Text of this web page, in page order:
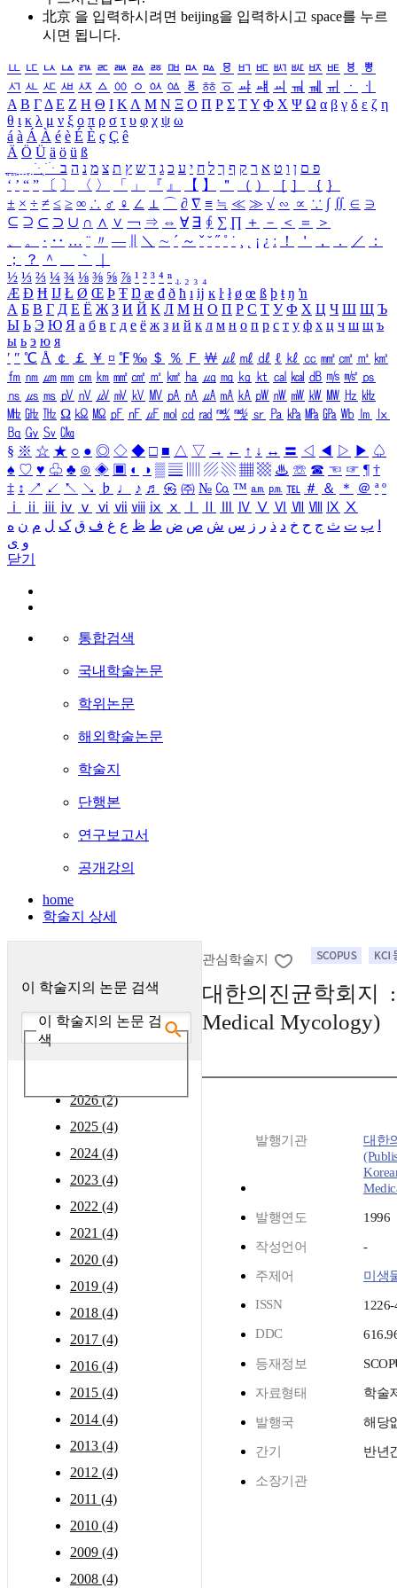
北京 을 입력하시려면 beijing을 입력하시고 space를 누르
시면 됩니다.
ㅥ ㅦ ㅧ ㅨ ㅩ ㅪ ㅫ ㅬ ㅭ ㅮ ㅯ ㅰ ㅱ ㅲ ㅳ ㅴ ㅵ ㅶ ㅷ ㅸ
ㅹ
ㅺ ㅻ ㅼ ㅽ ㅾ ㅿ ㆀ ㆁ ㆂ ㆃ ㆄ ㆅ ㆆ ㆇ ㆈ ㆉ ㆊ ㆋ ㆌ ㆍ
ㆎ
Α Β ΓΔ Ε Ζ Η Θ Ι ΚΛ Μ Ν Ξ Ο Π Ρ Σ ΤΥ Φ Χ Ψ Ω α β γ δ ε ζ η
θ ι κ λ μ ν ξ ο π ρ σ τ υ φ χ ψ ω
á à Á À é è É È ç Ç ê
Ä Ö Ü ä ö ü ß
ִֶֹ ֻּ ׁׂ פ ם ן ו ט א ר ק ף ך ל ח י ע כ ג ד ש ץ ת צ מ נ ה ב
‘ ’ “ ” 〔 〕 〈 〉 「 」 『 』 【 】 ＂ （ ） ［ ］ ｛ ｝
± × ÷ ≠ ≤ ≥ ∞ ∴ ♂ ♀ ∠ ⊥ ⌒ ∂ ∇ ≡ ≒ ≪ ≫ √ ∽ ∝ ∵ ∫ ∬ ∈ ∋
⊆ ⊇ ⊂ ⊃ ∪ ∩ ∧ ∨ ￢ ⇒ ⇔ ∀ ∃ ∮ ∑ ∏ ＋ － ＜ ＝
＞
、
。 · ‥ … ¨ 〃 ― ＼ ∼ ´ ～ ˇ ˘ ˝ ˚ ˙ ¸ ¡ ¿ ː ！ ＇ ， ． ／
：
；
？ ＾ ｀
½ ⅓ ⅔ ¼ ¾ ⅛ ⅜ ⅝ ⅞ ¹ ² ³ ⁴ ⁿ ₁ ₂ ₃ ₄
Æ Ð Ħ Ĳ Ł Ø Œ Þ Ŧ Ŋ æ đ ð ħ ı ĳ ĸ ŀ ł ø œ ß þ ŧ ŋ ŉ
А Б В Г Д Е Ё Ж З И Й К Л М Н О П Р С Т У Ф Х Ц Ч Ш Щ Ъ
Ы Ь Э Ю Я а б в г д е ё ж з и й к л м н о п р с т у ф х ц ч ш щ ъ
ы ь э ю я
′ ″ ℃ Å ￠ ￡ ￥ ¤ ℉ ‰ ＄ ％ Ｆ ￦ ㎕ ㎖ ㎗ ℓ ㎘ ㏄ ㎣ ㎤ ㎥ ㎦
㎙ ㎚ ㎛ ㎜ ㎝ ㎞ ㎟ ㎠ ㎡ ㎢ ㏊ ㎍ ㎎ ㎏ ㏏ ㎈ ㎉ ㏈ ㎧ ㎨ ㎰
㎱ ㎲ ㎳ ㎴ ㎵ ㎶ ㎷ ㎸ ㎹ ㎀ ㎁ ㎂ ㎃ ㎄ ㎺ ㎻ ㎽ ㎾ ㎿ ㎐ ㎑
㎒ ㎓ ㎔ Ω ㏀ ㏁ ㎊ ㎋ ㎌ ㏖ ㏅ ㎭ ㎮ ㎯ ㏛ ㎩ ㎪ ㎫ ㎬ ㏝ ㏐
㏓
㏃ ㏉ ㏜ ㏆
§ ※ ☆ ★ ○ ● ◎ ◇ ◆ □ ■ △ ▽ → ← ↑ ↓ ↔ 〓 ◁ ◀ ▷ ▶ ♤
♠ ♡ ♥ ♧ ♣ ⊙ ◈ ▣ ◐ ◑ ▒ ▤ ▨ ▧ ▦ ▩ ♨ ☏ ☎ ☜ ☞ ¶ †
‡ ↕ ↗ ↙ ↖ ↘ ♭ ♩ ♪ ♬ ㉿ ㈜ № ㏇ ™ ㏂ ㏘ ℡ ＃ ＆ ＊ ＠ ª º
ⅰ
ⅱ ⅲ ⅳ ⅴ ⅵ ⅶ ⅷ ⅸ ⅹ Ⅳ Ⅴ Ⅵ Ⅶ Ⅷ Ⅸ Ⅹ
ب ت ث ج ح خ د ذ ر ز س ش ص ض ط ظ ع غ ف ق ک ل م ن ه
و ی
닫기
통합검색
국내학술논문
학위논문
해외학술논문
학술지
단행본
연구보고서
공개강의
home
학술지 상세
이 학술지의 논문 검색
이 학술지의 논문 검
색
2026 (2)
2025 (4)
2024 (4)
2023 (4)
2022 (4)
2021 (4)
2020 (4)
2019 (4)
2018 (4)
2017 (4)
2016 (4)
2015 (4)
2014 (4)
2013 (4)
2012 (4)
2011 (4)
2010 (4)
2009 (4)
2008 (4)
관심학술지
대한의진균학회지
Medical Mycology)
발행기관
대한
발행연도 1996
작성언어 -
주제어
미생
ISSN
1226-
DDC
등재정보
자료형태 학술
발행국 해당
간기 반년
소장기관